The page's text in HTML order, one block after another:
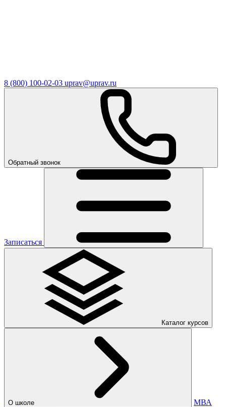
8 (800) 100-02-03 uprav@uprav.ru
Обратный звонок
Записаться
Каталог курсов
О школе
МВА